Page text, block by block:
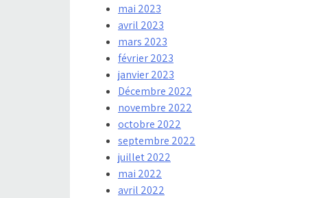
mai 2023
avril 2023
mars 2023
février 2023
janvier 2023
Décembre 2022
novembre 2022
octobre 2022
septembre 2022
juillet 2022
mai 2022
avril 2022